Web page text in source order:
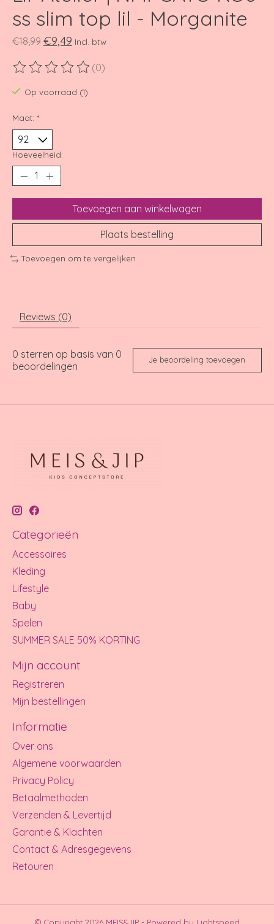
ss slim top lil - Morganite
€18,99 €9,49 Incl. btw
De beoordeling van dit product is
(0)
Op voorraad (1)
Maat: *
Hoeveelheid:
Toevoegen aan winkelwagen
Plaats bestelling
Toevoegen om te vergelijken
Reviews (0)
0 sterren op basis van 0
beoordelingen
Je beoordeling toevoegen
Categorieën
Accessoires
Kleding
Lifestyle
Baby
Spelen
SUMMER SALE 50% KORTING
Mijn account
Registreren
Mijn bestellingen
Informatie
Over ons
Algemene voorwaarden
Privacy Policy
Betaalmethoden
Verzenden & Levertijd
Garantie & Klachten
Contact & Adresgegevens
Retouren
© Copyright 2026 MEIS&JIP - Powered by Lightspeed